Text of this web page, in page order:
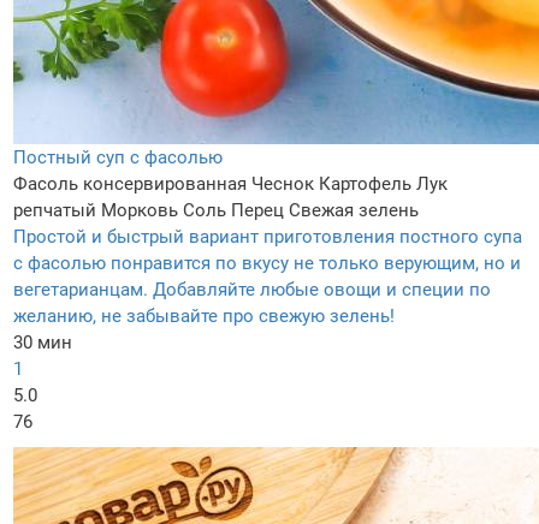
Постный суп с фасолью
Фасоль консервированная Чеснок Картофель Лук
репчатый Морковь Соль Перец Свежая зелень
Простой и быстрый вариант приготовления постного супа
с фасолью понравится по вкусу не только верующим, но и
вегетарианцам. Добавляйте любые овощи и специи по
желанию, не забывайте про свежую зелень!
30 мин
1
5.0
76